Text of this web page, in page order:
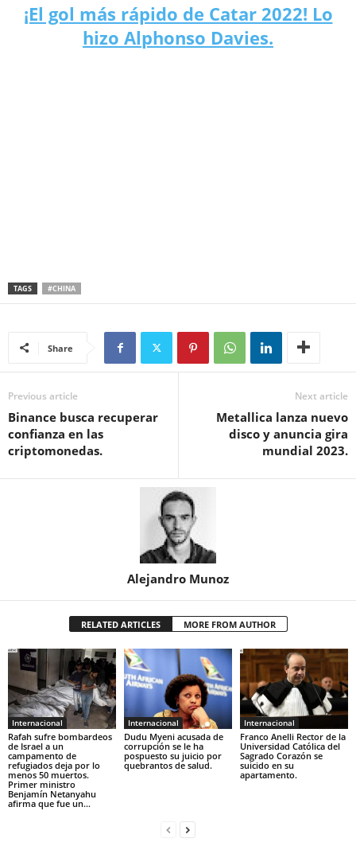
¡El gol más rápido de Catar 2022! Lo
hizo Alphonso Davies.
TAGS #CHINA
Share
Previous article
Binance busca recuperar
confianza en las
criptomonedas.
Next article
Metallica lanza nuevo
disco y anuncia gira
mundial 2023.
Alejandro Munoz
RELATED ARTICLES MORE FROM AUTHOR
Internacional
Rafah sufre bombardeos
de Israel a un
campamento de
refugiados deja por lo
menos 50 muertos.
Primer ministro
Benjamín Netanyahu
afirma que fue un...
Internacional
Dudu Myeni acusada de
corrupción se le ha
pospuesto su juicio por
quebrantos de salud.
Internacional
Franco Anelli Rector de la
Universidad Católica del
Sagrado Corazón se
suicido en su
apartamento.